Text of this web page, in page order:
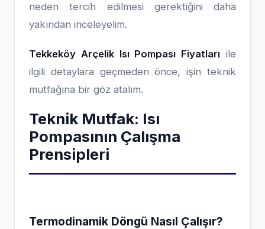
neden tercih edilmesi gerektiğini daha
yakından inceleyelim.
Tekkeköy Arçelik Isı Pompası Fiyatları ile
ilgili detaylara geçmeden önce, işin teknik
mutfağına bir göz atalım.
Teknik Mutfak: Isı
Pompasının Çalışma
Prensipleri
Termodinamik Döngü Nasıl Çalışır?